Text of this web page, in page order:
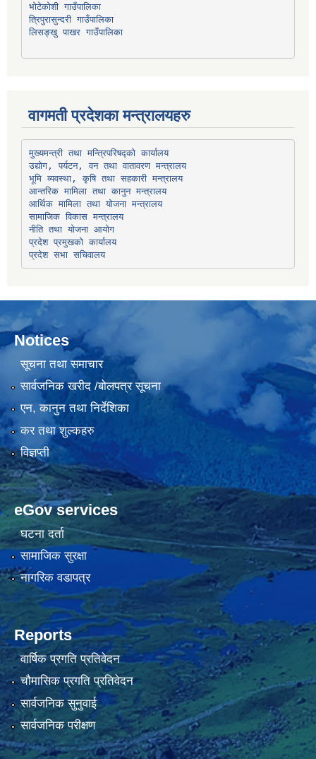
भोटेकोशी गाउँपालिका
त्रिपुरासुन्दरी गाउँपालिका
लिसङ्खु पाखर गाउँपालिका
वागमती प्रदेशका मन्त्रालयहरु
मुख्यमन्त्री तथा मन्त्रिपरिषद्को कार्यालय
उद्योग, पर्यटन, वन तथा वातावरण मन्त्रालय
भूमि व्यवस्था, कृषि तथा सहकारी मन्त्रालय
आन्तरिक मामिला तथा कानुन मन्त्रालय
आर्थिक मामिला तथा योजना मन्त्रालय
सामाजिक विकास मन्त्रालय
नीति तथा योजना आयोग
प्रदेश प्रमुखको कार्यालय
प्रदेश सभा सचिवालय
Notices
सूचना तथा समाचार
सार्वजनिक खरीद /बोलपत्र सूचना
एन, कानुन तथा निर्देशिका
कर तथा शुल्कहरु
विज्ञप्ती
eGov services
घटना दर्ता
सामाजिक सुरक्षा
नागरिक वडापत्र
Reports
वार्षिक प्रगति प्रतिवेदन
चौमासिक प्रगति प्रतिवेदन
सार्वजनिक सुनुवाई
सार्वजनिक परीक्षण